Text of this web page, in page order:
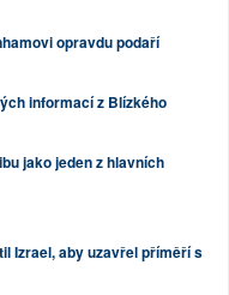
opravdu podaří
informací z Blízkého
jako jeden z hlavních
Izrael, aby uzavřel příměří s